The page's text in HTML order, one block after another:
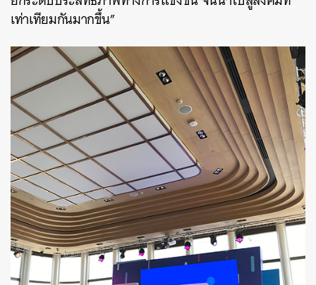
เท่าเทียมกันมากขึ้น”